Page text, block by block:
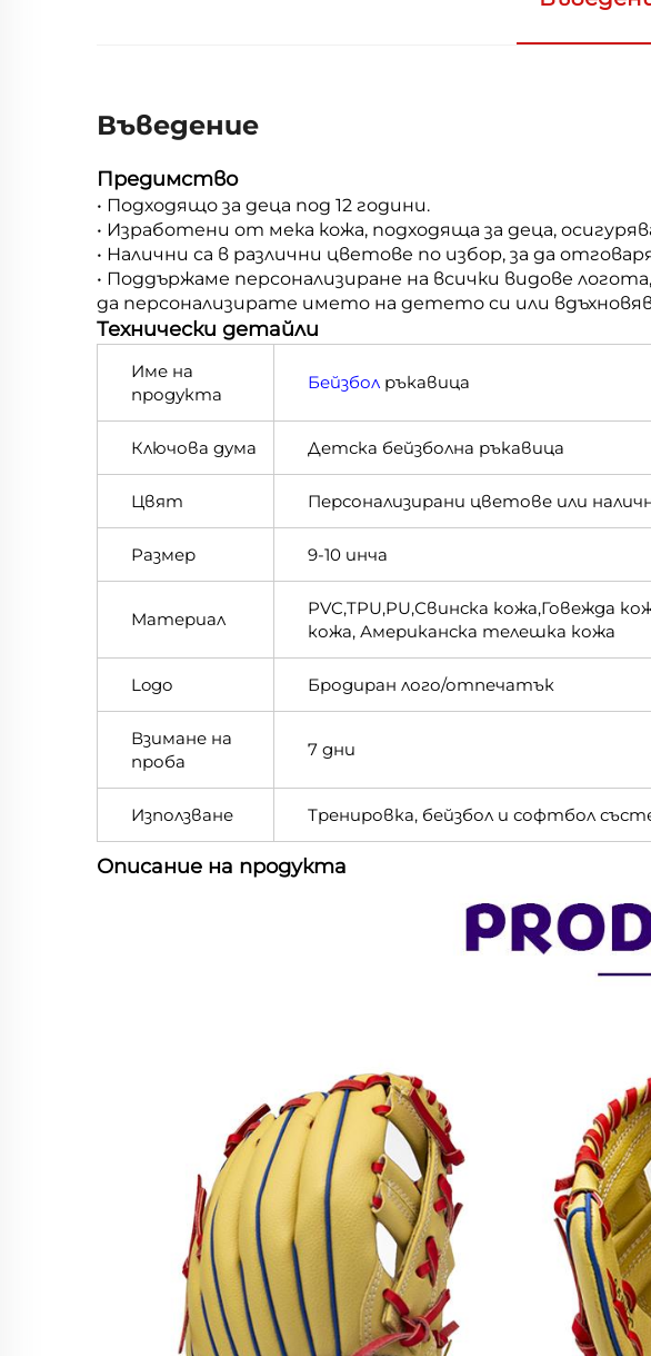
Въведение
Предимство
• Подходящо за деца под 12 години.
• Изработени от мека кожа, подходяща за деца,
• Налични са в различни цветове по избор, за да
• Поддържаме персонализиране на всички видове
да персонализирате името на детето си или
Технически детайли
Име на
продукта
Бейзбол ръкавица
Ключова дума Детска бейзболна ръкавица
Цвят Персонализирани цветове или
Размер 9-10 инча
Материал
PVC,TPU,PU,Свинска кожа,Говежда
кожа, Американска телешка кожа
Logo Бродиран лого/отпечатък
Взимане на
проба
7 дни
Използване Тренировка, бейзбол и софтбол
Описание на продукта